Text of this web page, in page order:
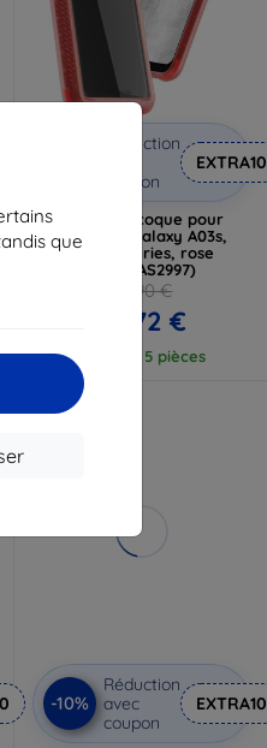
que
Réduction
coupon
EXTRA10
Ghostek - coque pour
Samsung Galaxy A03s,
Covert Series, rose
(GHOCAS2997)
20,90 €
10,72 €
En stock 5 pièces
-10%
Réduction
avec
coupon
EXTRA10